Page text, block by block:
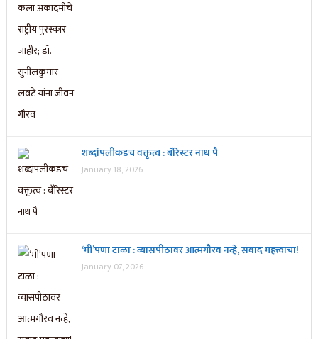
शब्दांपलीकडचं वक्तृत्व : बॅरिस्टर नाथ पै
January 18, 2026
‘मी’पणा टाळा : व्यासपीठावर आत्मगौरव नव्हे, संवाद महत्त्वाचा!
January 07, 2026